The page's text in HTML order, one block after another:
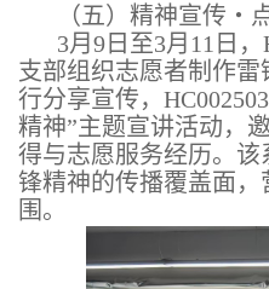
（五）精神宣传・
3月9日至3月11日，
支部组织志愿者制作
行分享宣传，
精神”主题宣讲活动，
得与志愿服务经历。
锋精神的传播覆盖面
围。